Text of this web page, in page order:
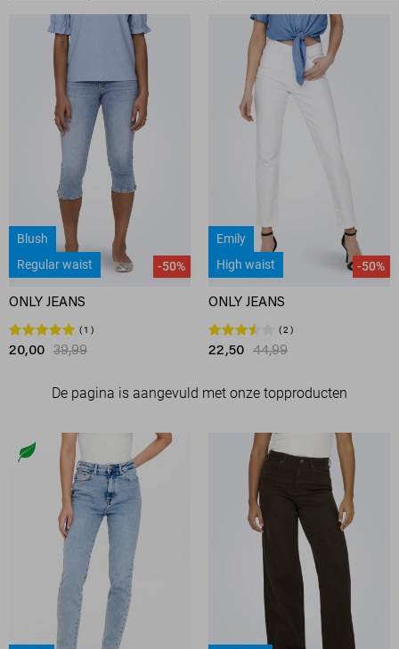
Blush
Regular waist
-50%
ONLY JEANS
1
20,00 39,99
Emily
High waist
-50%
ONLY JEANS
2
22,50 44,99
De pagina is aangevuld met onze topproducten